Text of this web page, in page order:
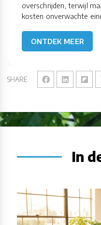
SHARE
overschrijden, terwijl
kosten onverwachte
ONTDEK MEER
In